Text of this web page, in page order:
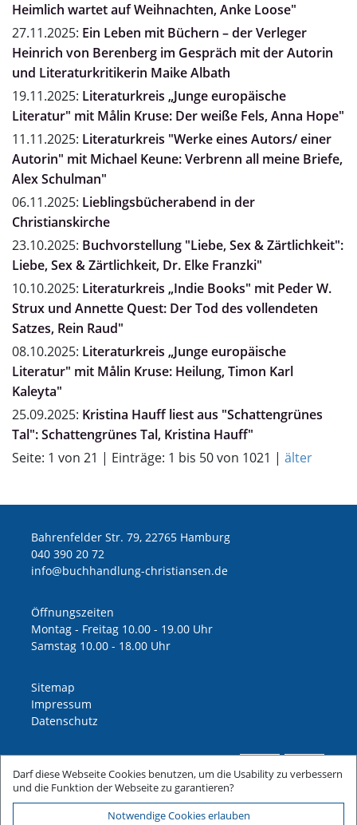
Heimlich wartet auf Weihnachten, Anke Loose"
27.11.2025: Ein Leben mit Büchern – der Verleger
Heinrich von Berenberg im Gespräch mit der Autorin
und Literaturkritikerin Maike Albath
19.11.2025: Literaturkreis „Junge europäische
Literatur" mit Målin Kruse: Der weiße Fels, Anna Hope"
11.11.2025: Literaturkreis "Werke eines Autors/ einer
Autorin" mit Michael Keune: Verbrenn all meine Briefe,
Alex Schulman"
06.11.2025: Lieblingsbücherabend in der
Christianskirche
23.10.2025: Buchvorstellung "Liebe, Sex & Zärtlichkeit":
Liebe, Sex & Zärtlichkeit, Dr. Elke Franzki"
10.10.2025: Literaturkreis „Indie Books" mit Peder W.
Strux und Annette Quest: Der Tod des vollendeten
Satzes, Rein Raud"
08.10.2025: Literaturkreis „Junge europäische
Literatur" mit Målin Kruse: Heilung, Timon Karl
Kaleyta"
25.09.2025: Kristina Hauff liest aus "Schattengrünes
Tal": Schattengrünes Tal, Kristina Hauff"
Seite: 1 von 21 | Einträge: 1 bis 50 von 1021 | älter
Bahrenfelder Str. 79, 22765 Hamburg
040 390 20 72
ed.nesnaitsirhc-gnuldnahhcub@ofni
Öffnungszeiten
Montag - Freitag 10.00 - 19.00 Uhr
Samstag 10.00 - 18.00 Uhr
Sitemap
Impressum
Datenschutz
Darf diese Webseite Cookies benutzen, um die Usability zu verbessern
und die Funktion der Webseite zu garantieren?
Notwendige Cookies erlauben